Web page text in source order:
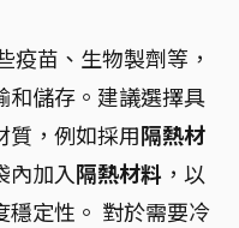
疫苗、生物製劑等，
和儲存。建議選擇具
質，例如採用隔熱材
內加入隔熱材料 ，以
穩定性。 對於需要冷